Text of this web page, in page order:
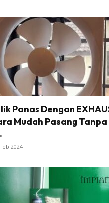
DIY
Panas Dengan
Mudah Pasang Tanpa
2024